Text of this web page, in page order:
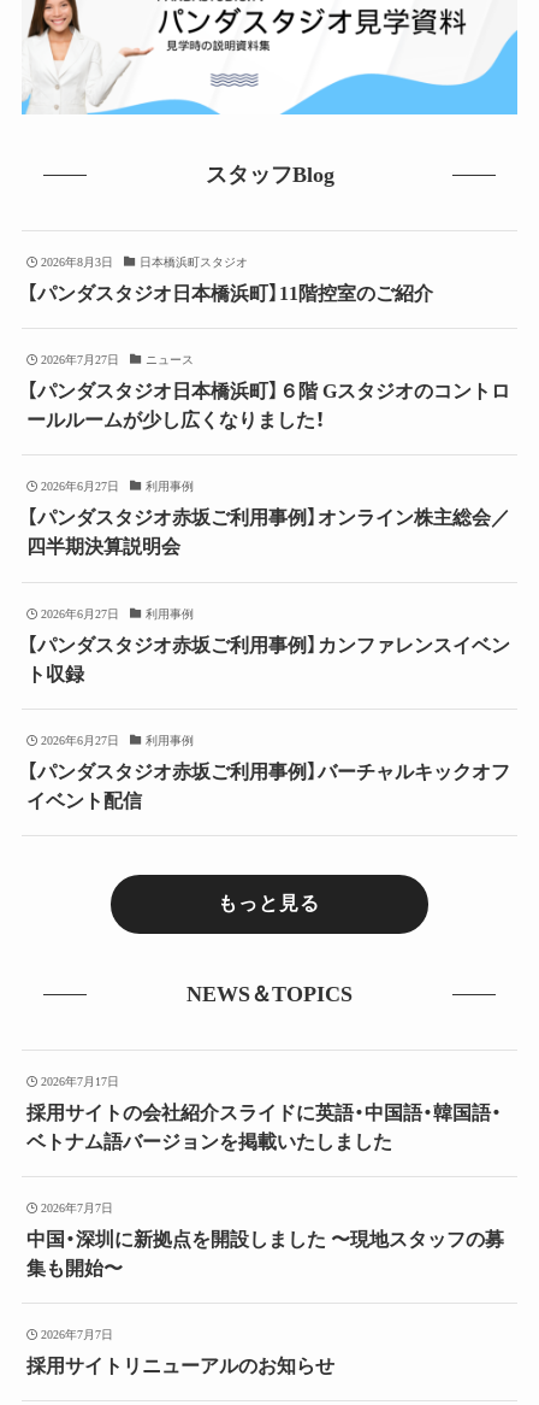
スタッフBlog
2026年8月3日 日本橋浜町スタジオ
【パンダスタジオ日本橋浜町】11階控室のご紹介
2026年7月27日 ニュース
【パンダスタジオ日本橋浜町】６階 Gスタジオのコントロ
ールルームが少し広くなりました！
2026年6月27日 利用事例
【パンダスタジオ赤坂ご利用事例】オンライン株主総会／
四半期決算説明会
2026年6月27日 利用事例
【パンダスタジオ赤坂ご利用事例】カンファレンスイベン
ト収録
2026年6月27日 利用事例
【パンダスタジオ赤坂ご利用事例】バーチャルキックオフ
イベント配信
もっと見る
NEWS＆TOPICS
2026年7月17日
採用サイトの会社紹介スライドに英語・中国語・韓国語・
ベトナム語バージョンを掲載いたしました
2026年7月7日
中国・深圳に新拠点を開設しました 〜現地スタッフの募
集も開始〜
2026年7月7日
採用サイトリニューアルのお知らせ